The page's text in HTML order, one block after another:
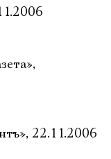
22.11.2006